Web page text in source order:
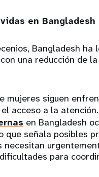
en Bangladesh
Bangladesh
una reducción de
mujeres siguen
acceso a la
en Bangladesh
que señala posibles
necesitan
para